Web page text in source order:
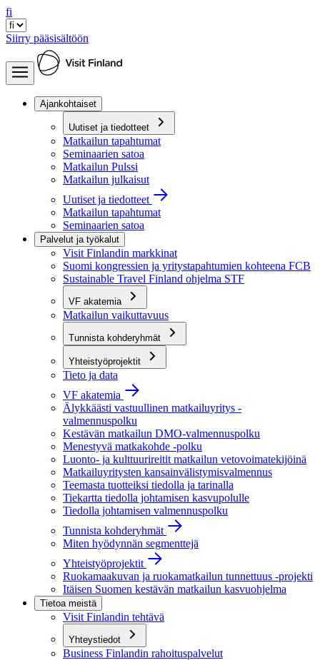
fi
Siirry pääsisältöön
Ajankohtaiset
Uutiset ja tiedotteet
Matkailun tapahtumat
Seminaarien satoa
Matkailun Pulssi
Matkailun julkaisut
Uutiset ja tiedotteet
Matkailun tapahtumat
Seminaarien satoa
Palvelut ja työkalut
Visit Finlandin markkinat
Suomi kongressien ja yritystapahtumien kohteena FCB
Sustainable Travel Finland ohjelma STF
VF akatemia
Matkailun vaikuttavuus
Tunnista kohderyhmät
Yhteistyöprojektit
Tieto ja data
VF akatemia
Älykkäästi vastuullinen matkailuyritys -
valmennuspolku
Kestävän matkailun DMO-valmennuspolku
Menestyvä matkakohde -polku
Luonto- ja kulttuurireitit matkailun vetovoimatekijöinä
Matkailuyritysten kansainvälistymisvalmennus
Teemasta tuotteiksi tiedolla ja tarinalla
Tiekartta tiedolla johtamisen kasvupolulle
Tiedolla johtamisen valmennuspolku
Tunnista kohderyhmät
Miten hyödynnän segmenttejä
Yhteistyöprojektit
Ruokamaakuvan ja ruokamatkailun tunnettuus -projekti
Itäisen Suomen kestävän matkailun kasvuohjelma
Tietoa meistä
Visit Finlandin tehtävä
Yhteystiedot
Business Finlandin rahoituspalvelut